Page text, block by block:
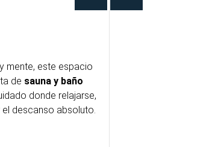
mente, este espacio
de sauna y baño
donde relajarse,
descanso absoluto.